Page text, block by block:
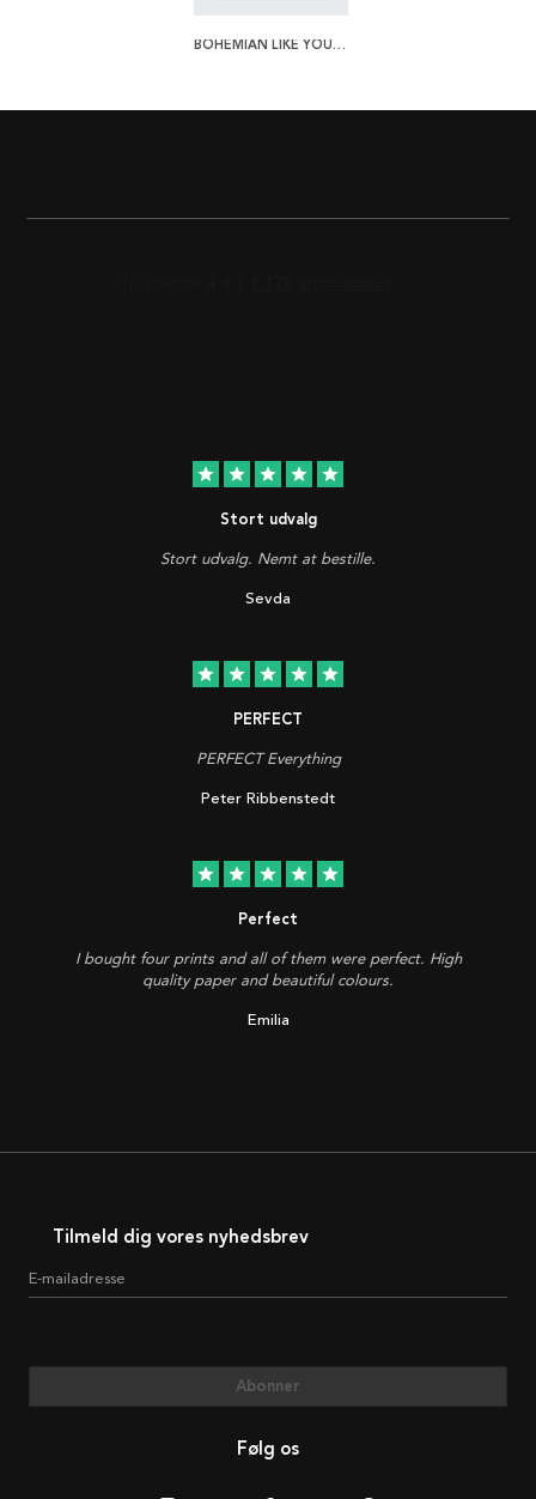
BOHEMIAN LIKE YOU PLAKAT
star star star star star
Stort udvalg
Stort udvalg. Nemt at bestille.
Sevda
star star star star star
PERFECT
PERFECT Everything
Peter Ribbenstedt
star star star star star
Perfect
I bought four prints and all of them were perfect. High
quality paper and beautiful colours.
Emilia
Tilmeld dig vores nyhedsbrev
E-mailadresse
Abonner
Følg os